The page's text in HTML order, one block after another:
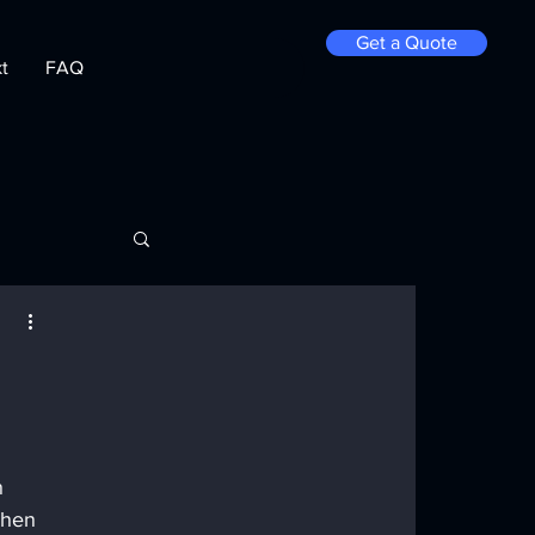
FAQ
Get a Quote